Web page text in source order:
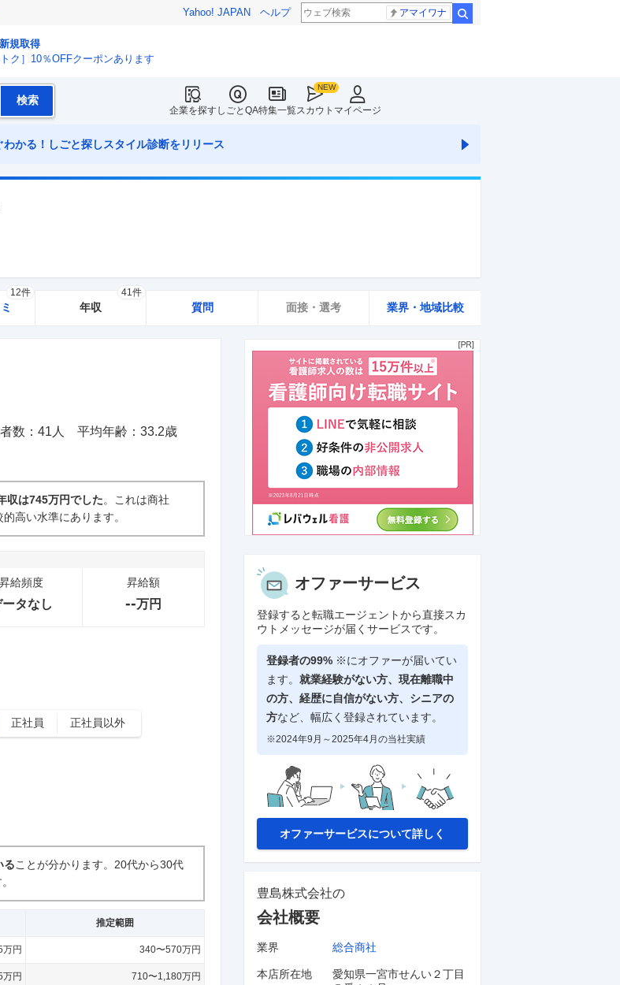
Yahoo! JAPAN ヘルプ アマイワナ
新規取得
トク］10％OFFクーポンあります
企業を探すしごとQA特集一覧スカウト マイページ
かる！しごと探しスタイル診断をリリース
12件
年収
41件
質問 面接・選考 業界・地域比較
数：41 人 平均年齢：33.2歳
収は745万円でした。これは商社
高い水準にあります。
昇給頻度
ータなし
昇給額
--万円
正社員 正社員以外
ることが分かります。 20代から30代
推定範囲
万円 340〜570万円
万円 710〜1,180万円
オファーサービス
登録すると転職エージェントから直接スカ
ウトメッセージが届くサービスです。
登録者の99% ※にオファーが届いてい
ます。 就業経験がない方、現在離職中
の方、 経歴に自信がない方、シニアの
方など、幅広く登録されています。
※2024年9月～2025年4月の当社実績
オファーサービスについて詳しく
豊島株式会社の
会社概要
業界 総合商社
本店所在地
愛知県一宮市せんい２丁目